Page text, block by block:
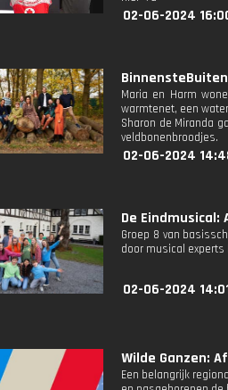
02-06-2024
Maria en Harm
warmtenet, een
Sharon de Miranda
veldbonenbroodjes.
02-06-2024
De Eindmusical:
Groep 8 van
door musical experts
02-06-2024
Wilde Ganzen:
Een belangrijk